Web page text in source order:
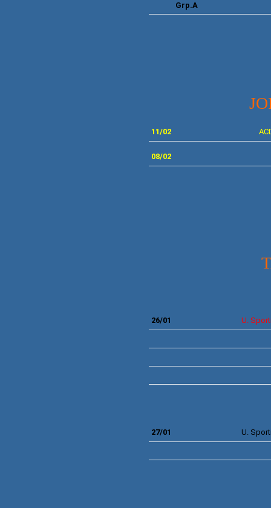
Grp.A
11/02
08/02
26/01 U.
27/01 U.